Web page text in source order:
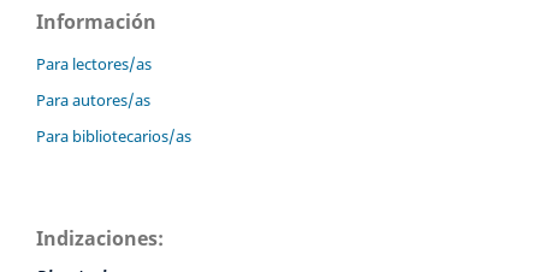
Información
Para lectores/as
Para autores/as
Para bibliotecarios/as
Indizaciones: